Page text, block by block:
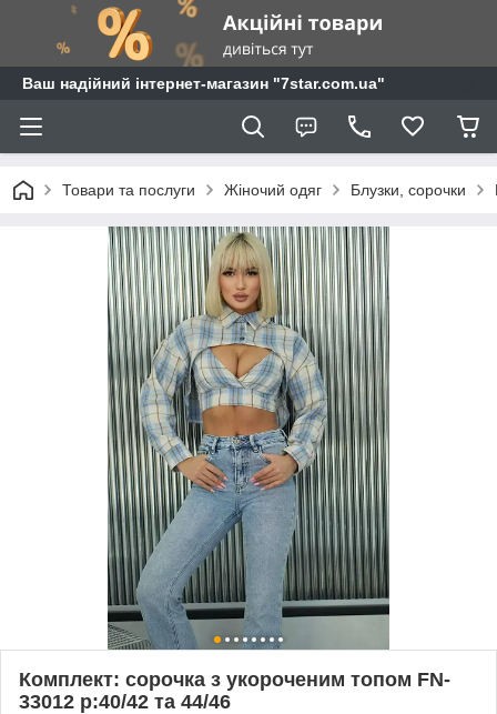
Ваш надійний інтернет-магазин "7star.com.ua"
Товари та послуги Жіночий одяг Блузки, сорочки
Комплект: сорочка з укороченим топом FN-
33012 р:40/42 та 44/46